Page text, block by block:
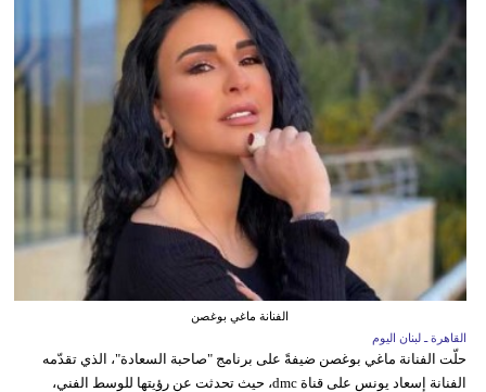
الفنانة ماغي بوغصن
القاهرة ـ لبنان اليوم
حلّت الفنانة ماغي بوغصن ضيفةً على برنامج "صاحبة السعادة"، الذي تقدّمه
الفنانة إسعاد يونس على قناة dmc، حيث تحدثت عن رؤيتها للوسط الفني،